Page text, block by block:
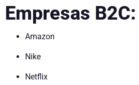
Empresas B2C:
Amazon
Nike
Netflix